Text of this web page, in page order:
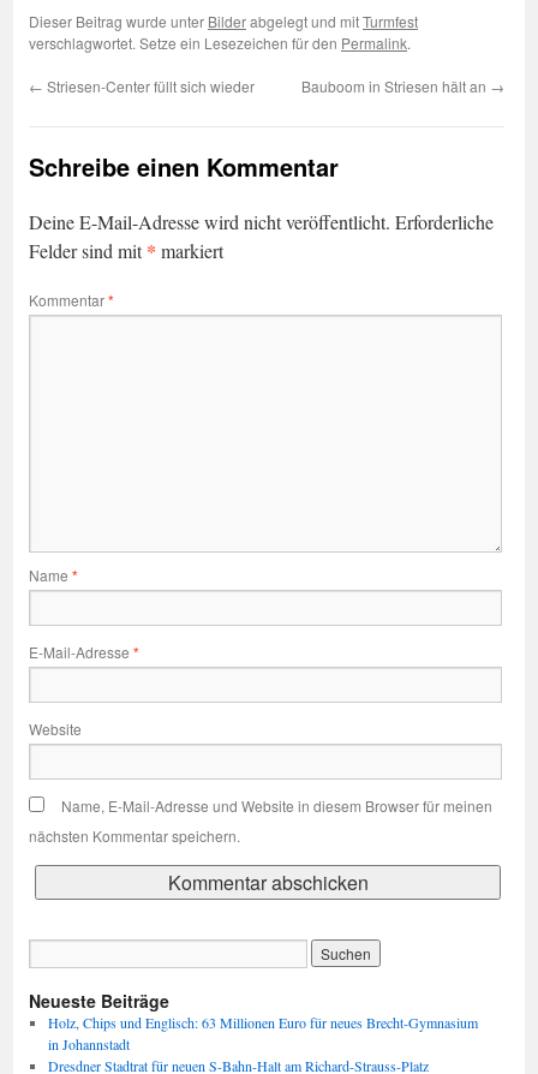
Dieser Beitrag wurde unter Bilderabgelegt und mitTurmfest
verschlagwortet. Setze ein Lesezeichen für den Permalink.
← Striesen-Center füllt sich wieder Bauboom in Striesen hält an →
Schreibe einen Kommentar
Deine E-Mail-Adresse wird nicht veröffentlicht. Erforderliche
Felder sind mit* markiert
Kommentar*
Name *
E-Mail-Adresse *
Website
Name, E-Mail-Adresse und Website in diesem Browser für meinen
nächsten Kommentar speichern.
Neueste Beiträge
Holz, Chips und Englisch: 63 Millionen Euro für neues Brecht-Gymnasium
in Johannstadt
Dresdner Stadtrat für neuen S-Bahn-Halt am Richard-Strauss-Platz